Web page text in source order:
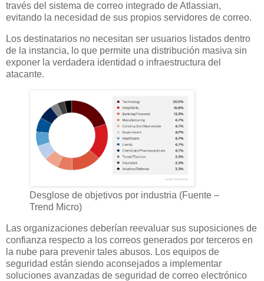
través del sistema de correo integrado de Atlassian,
evitando la necesidad de sus propios servidores de correo.
Los destinatarios no necesitan ser usuarios listados dentro
de la instancia, lo que permite una distribución masiva sin
exponer la verdadera identidad o infraestructura del
atacante.
Desglose de objetivos por industria (Fuente –
Trend Micro)
Las organizaciones deberían reevaluar sus suposiciones de
confianza respecto a los correos generados por terceros en
la nube para prevenir tales abusos. Los equipos de
seguridad están siendo aconsejados a implementar
soluciones avanzadas de seguridad de correo electrónico